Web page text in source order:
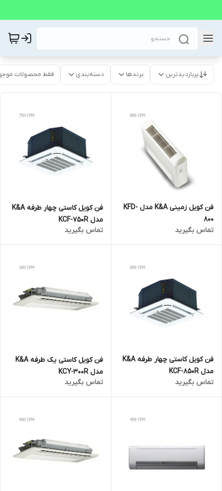
پربازدیدترین برندها دسته‌بندی فقط محصولات
فن کویل زمینی K&A مدل KFD-
800
تماس بگیرید
فن کویل کاستی چهار طرفه K&A
مدل KCF-750R
تماس بگیرید
فن کویل کاستی چهار طرفه K&A
مدل KCF-850R
تماس بگیرید
فن کویل کاستی یک طرفه K&A
مدل KCY-300R
تماس بگیرید